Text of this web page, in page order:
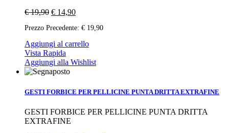
€19,90 € 14,90
Prezzo Precedente: € 19,90
Aggiungi al carrello
Vista Rapida
Aggiungi alla Wishlist
GESTI FORBICE PER PELLICINE PUNTA DRITTA EXTRAFINE
GESTI FORBICE PER PELLICINE PUNTA DRITTA
EXTRAFINE